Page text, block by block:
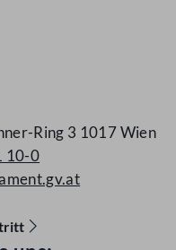
Ring 3 1017 Wien
10-0